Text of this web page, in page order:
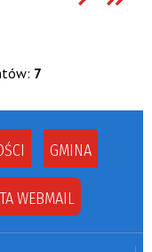
7
GMINA
WEBMAIL